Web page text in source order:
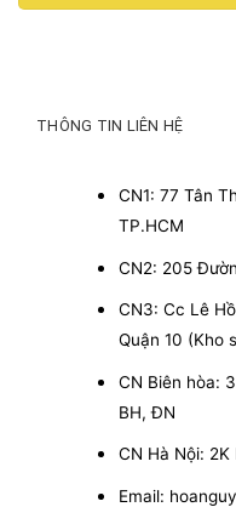
THÔNG TIN LIÊN HỆ
CN1: 77 Tân
TP.HCM
CN2: 205
CN3: Cc Lê
Quận 10 (Kho
CN Biên hòa:
BH, ĐN
CN Hà Nội:
Email: